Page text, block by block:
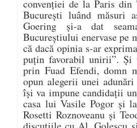
convenţiei de la Paris din
Bucureşti luând măsuri
Goering şi-a dat
Bucureştiului enervase
că dacă opinia s-ar
puţin favorabil unirii”. Şi
prin Fuad Efendi, domn
opun alegerii unei
îşi va impune candidaţii
casa lui Vasile Pogor şi
Rosetti Roznoveanu şi